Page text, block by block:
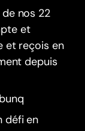
de nos 22
et
et reçois en
depuis
défi en